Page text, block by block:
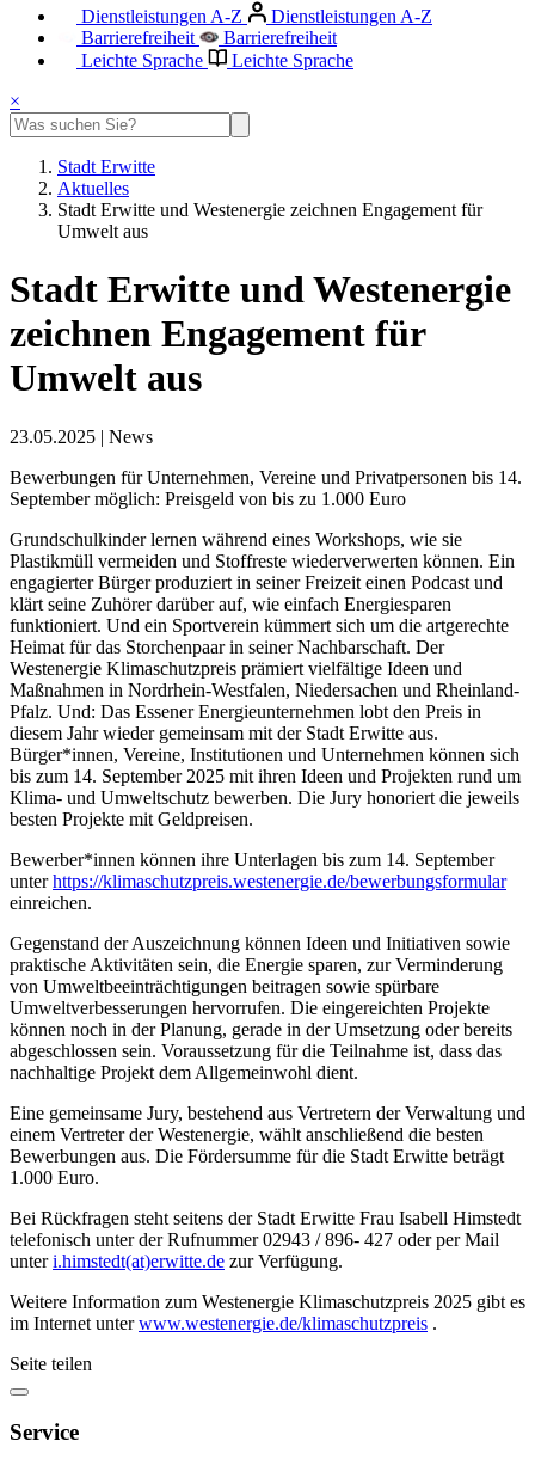
Dienstleistungen A-Z
Dienstleistungen A-Z
Barrierefreiheit
Barrierefreiheit
Leichte Sprache
Leichte Sprache
×
Stadt Erwitte
Aktuelles
Stadt Erwitte und Westenergie zeichnen Engagement für
Umwelt aus
Stadt Erwitte und Westenergie
zeichnen Engagement für
Umwelt aus
23.05.2025 | News
Bewerbungen für Unternehmen, Vereine und Privatpersonen bis 14.
September möglich: Preisgeld von bis zu 1.000 Euro
Grundschulkinder lernen während eines Workshops, wie sie
Plastikmüll vermeiden und Stoffreste wiederverwerten können. Ein
engagierter Bürger produziert in seiner Freizeit einen Podcast und
klärt seine Zuhörer darüber auf, wie einfach Energiesparen
funktioniert. Und ein Sportverein kümmert sich um die artgerechte
Heimat für das Storchenpaar in seiner Nachbarschaft. Der
Westenergie Klimaschutzpreis prämiert vielfältige Ideen und
Maßnahmen in Nordrhein-Westfalen, Niedersachen und Rheinland-
Pfalz. Und: Das Essener Energieunternehmen lobt den Preis in
diesem Jahr wieder gemeinsam mit der Stadt Erwitte aus.
Bürger*innen, Vereine, Institutionen und Unternehmen können sich
bis zum 14. September 2025 mit ihren Ideen und Projekten rund um
Klima- und Umweltschutz bewerben. Die Jury honoriert die jeweils
besten Projekte mit Geldpreisen.
Bewerber*innen können ihre Unterlagen bis zum 14. September
unterhttps://klimaschutzpreis.westenergie.de/bewerbungsformular
einreichen.
Gegenstand der Auszeichnung können Ideen und Initiativen sowie
praktische Aktivitäten sein, die Energie sparen, zur Verminderung
von Umweltbeeinträchtigungen beitragen sowie spürbare
Umweltverbesserungen hervorrufen. Die eingereichten Projekte
können noch in der Planung, gerade in der Umsetzung oder bereits
abgeschlossen sein. Voraussetzung für die Teilnahme ist, dass das
nachhaltige Projekt dem Allgemeinwohl dient.
Eine gemeinsame Jury, bestehend aus Vertretern der Verwaltung und
einem Vertreter der Westenergie, wählt anschließend die besten
Bewerbungen aus. Die Fördersumme für die Stadt Erwitte beträgt
1.000 Euro.
Bei Rückfragen steht seitens der Stadt Erwitte Frau Isabell Himstedt
telefonisch unter der Rufnummer 02943 / 896- 427 oder per Mail
unteri.himstedt(at)erwitte.de zur Verfügung.
Weitere Information zum Westenergie Klimaschutzpreis 2025 gibt es
im Internet unterwww.westenergie.de/klimaschutzpreis .
Seite teilen
Service